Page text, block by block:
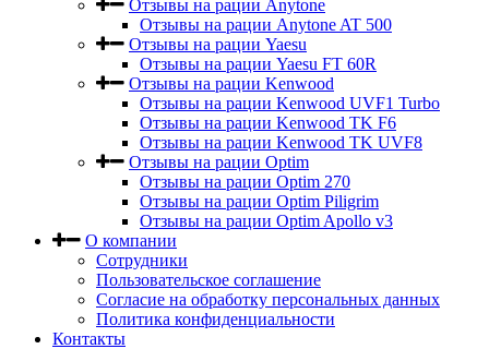
Отзывы на рации Anytone
Отзывы на рации Anytone AT 500
Отзывы на рации Yaesu
Отзывы на рации Yaesu FT 60R
Отзывы на рации Kenwood
Отзывы на рации Kenwood UVF1 Turbo
Отзывы на рации Kenwood TK F6
Отзывы на рации Kenwood TK UVF8
Отзывы на рации Optim
Отзывы на рации Optim 270
Отзывы на рации Optim Piligrim
Отзывы на рации Optim Apollo v3
О компании
Сотрудники
Пользовательское соглашение
Согласие на обработку персональных данных
Политика конфиденциальности
Контакты